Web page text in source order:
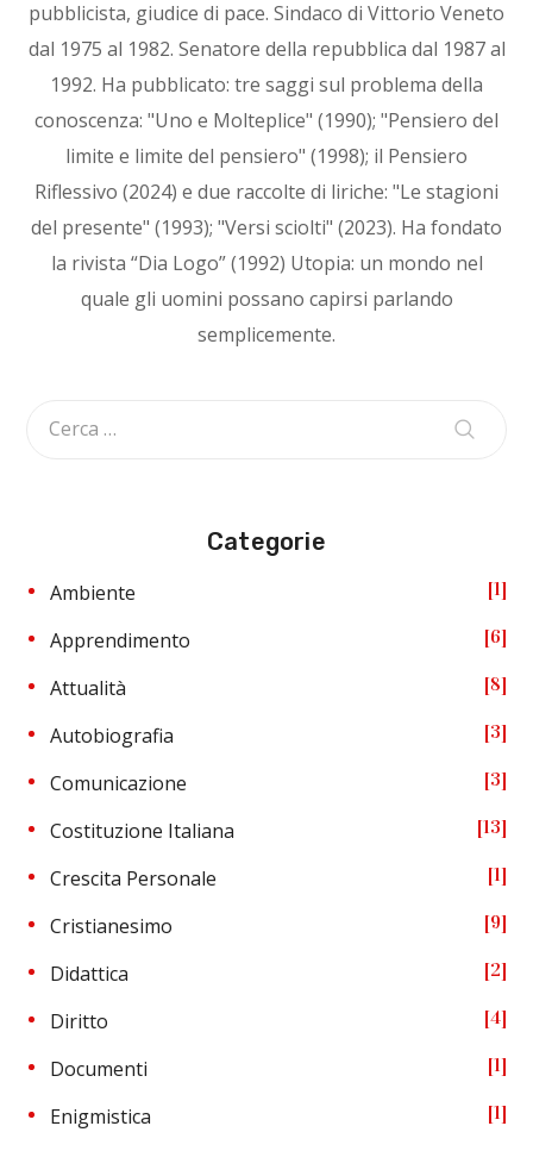
pubblicista, giudice di pace. Sindaco di Vittorio Veneto
dal 1975 al 1982. Senatore della repubblica dal 1987 al
1992. Ha pubblicato: tre saggi sul problema della
conoscenza: "Uno e Molteplice" (1990); "Pensiero del
limite e limite del pensiero" (1998); il Pensiero
Riflessivo (2024) e due raccolte di liriche: "Le stagioni
del presente" (1993); "Versi sciolti" (2023). Ha fondato
la rivista “Dia Logo” (1992) Utopia: un mondo nel
quale gli uomini possano capirsi parlando
semplicemente.
Categorie
Ambiente 1
Apprendimento 6
Attualità 8
Autobiografia 3
Comunicazione 3
Costituzione Italiana 13
Crescita Personale 1
Cristianesimo 9
Didattica 2
Diritto 4
Documenti 1
Enigmistica 1